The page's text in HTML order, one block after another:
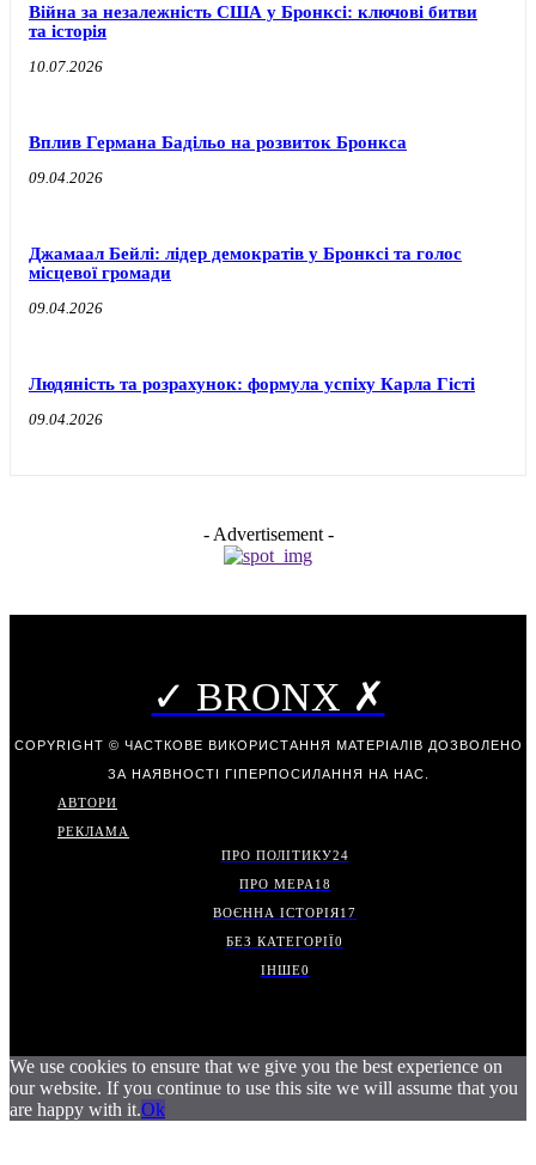
Війна за незалежність США у Бронксі: ключові битви
та історія
10.07.2026
Вплив Германа Бадільо на розвиток Бронкса
09.04.2026
Джамаал Бейлі: лідер демократів у Бронксі та голос
місцевої громади
09.04.2026
Людяність та розрахунок: формула успіху Карла Гісті
09.04.2026
- Advertisement -
✓ BRONX ✗
COPYRIGHT © ЧАСТКОВЕ ВИКОРИСТАННЯ МАТЕРІАЛІВ ДОЗВОЛЕНО
ЗА НАЯВНОСТІ ГІПЕРПОСИЛАННЯ НА НАС.
АВТОРИ
РЕКЛАМА
ПРО ПОЛІТИКУ24
ПРО МЕРА 18
ВОЄННА ІСТОРІЯ17
БЕЗ КАТЕГОРІЇ0
ІНШЕ0
We use cookies to ensure that we give you the best experience on
our website. If you continue to use this site we will assume that you
are happy with it.Ok